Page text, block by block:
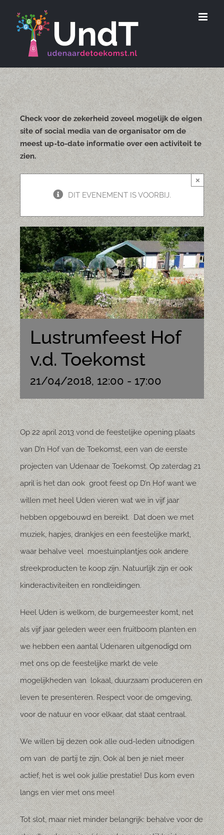
Check voor de zekerheid zoveel mogelijk de eigen
site of social media van de organisator om de
meest up-to-date informatie over een activiteit te
zien.
DIT EVENEMENT IS VOORBIJ.
×
Lustrumfeest Hof
v.d. Toekomst
21/04/2018, 12:00 - 17:00
Op 22 april 2013 vond de feestelijke opening plaats
van D’n Hof van de Toekomst, een van de eerste
projecten van Udenaar de Toekomst. Op zaterdag 21
april is het dan ook groot feest op D’n Hof want we
willen met heel Uden vieren wat we in vijf jaar
hebben opgebouwd en bereikt. Dat doen we met
muziek, hapjes, drankjes en een feestelijke markt,
waar behalve veel moestuinplantjes ook andere
streekproducten te koop zijn. Natuurlijk zijn er ook
kinderactiviteiten en rondleidingen.
Heel Uden is welkom, de burgemeester komt, net
als vijf jaar geleden weer een fruitboom planten en
we hebben een aantal Udenaren uitgenodigd om
met ons op de feestelijke markt de vele
mogelijkheden van lokaal, duurzaam produceren en
leven te presenteren. Respect voor de omgeving,
voor de natuur en voor elkaar, dat staat centraal.
We willen bij dezen ook alle oud-leden uitnodigen
om van de partij te zijn. Ook al ben je niet meer
actief, het is wel ook jullie prestatie! Dus kom even
langs en vier met ons mee!
Tot slot, maar niet minder belangrijk: behalve voor de